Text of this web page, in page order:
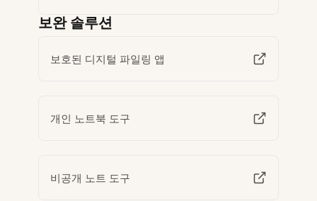
보완 솔루션
보호된 디지털 파일링 앱
개인 노트북 도구
비공개 노트 도구